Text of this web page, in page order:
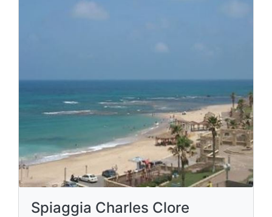
Spiaggia Charles Clore